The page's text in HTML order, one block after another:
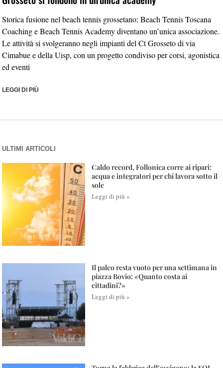
Storica fusione nel beach tennis grossetano: Beach Tennis Toscana
Coaching e Beach Tennis Academy diventano un’unica associazione.
Le attività si svolgeranno negli impianti del Ct Grosseto di via
Cimabue e della Uisp, con un progetto condiviso per corsi, agonistica
ed eventi
LEGGI DI PIÙ
ULTIMI ARTICOLI
Caldo record, Follonica corre ai ripari:
acqua e integratori per chi lavora sotto il
sole
Leggi di più »
Il palco resta vuoto per una settimana in
piazza Bovio: «Quanto costa ai
cittadini?»
Leggi di più »